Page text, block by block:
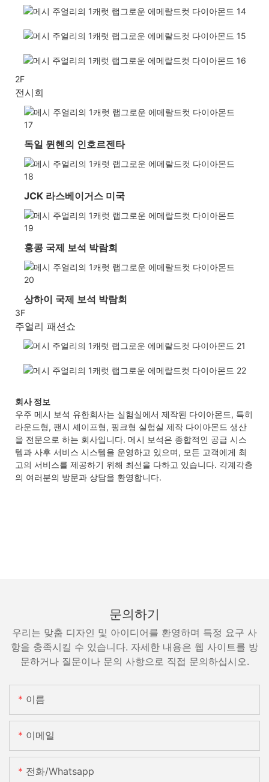
2F
전시회
독일 뮌헨의 인호르젠타
JCK 라스베이거스 미국
홍콩 국제 보석 박람회
상하이 국제 보석 박람회
3F
주얼리 패션쇼
회사 정보
우주 메시 보석 유한회사는 실험실에서 제작된 다이아몬드, 특히
라운드형, 팬시 셰이프형, 핑크형 실험실 제작 다이아몬드 생산
을 전문으로 하는 회사입니다. 메시 보석은 종합적인 공급 시스
템과 사후 서비스 시스템을 운영하고 있으며, 모든 고객에게 최
고의 서비스를 제공하기 위해 최선을 다하고 있습니다. 각계각층
의 여러분의 방문과 상담을 환영합니다.
문의하기
우리는 맞춤 디자인 및 아이디어를 환영하며 특정 요구 사
항을 충족시킬 수 있습니다. 자세한 내용은 웹 사이트를 방
문하거나 질문이나 문의 사항으로 직접 문의하십시오.
이름
이메일
전화/whatsapp